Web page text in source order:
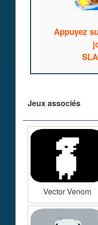
Appuyez
Jeux associés
Vector Venom